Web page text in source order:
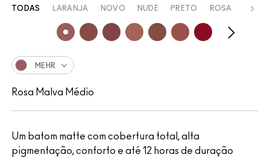
Um batom matte com cobertura total, alta
pigmentação, conforto e até 12 horas de duração
TODAS LARANJA NOVO NUDE PRETO ROSA ROXO
MEHR
Rosa Malva Médio